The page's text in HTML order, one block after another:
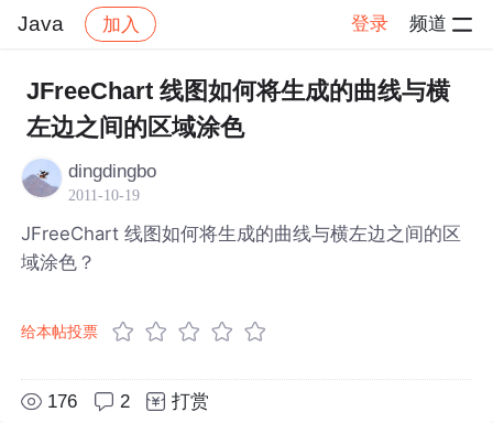
Java 加入 登录 频道
社区 Java 帖子详情
JFreeChart 线图如何将生成的曲线与横
左边之间的区域涂色
dingdingbo
2011-10-19
JFreeChart 线图如何将生成的曲线与横左边之间的区
域涂色？
给本帖投票
176 2 打赏